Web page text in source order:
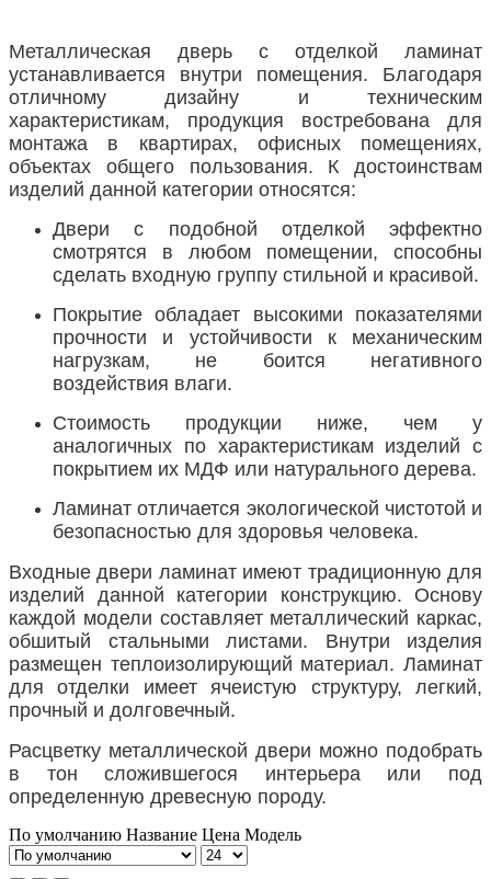
Металлическая дверь с отделкой ламинат
устанавливается внутри помещения. Благодаря
отличному дизайну и техническим
характеристикам, продукция востребована для
монтажа в квартирах, офисных помещениях,
объектах общего пользования. К достоинствам
изделий данной категории относятся:
Двери с подобной отделкой эффектно
смотрятся в любом помещении, способны
сделать входную группу стильной и красивой.
Покрытие обладает высокими показателями
прочности и устойчивости к механическим
нагрузкам, не боится негативного
воздействия влаги.
Стоимость продукции ниже, чем у
аналогичных по характеристикам изделий с
покрытием их МДФ или натурального дерева.
Ламинат отличается экологической чистотой и
безопасностью для здоровья человека.
Входные двери ламинат имеют традиционную для
изделий данной категории конструкцию. Основу
каждой модели составляет металлический каркас,
обшитый стальными листами. Внутри изделия
размещен теплоизолирующий материал. Ламинат
для отделки имеет ячеистую структуру, легкий,
прочный и долговечный.
Расцветку металлической двери можно подобрать
в тон сложившегося интерьера или под
определенную древесную породу.
По умолчанию Название Цена Модель